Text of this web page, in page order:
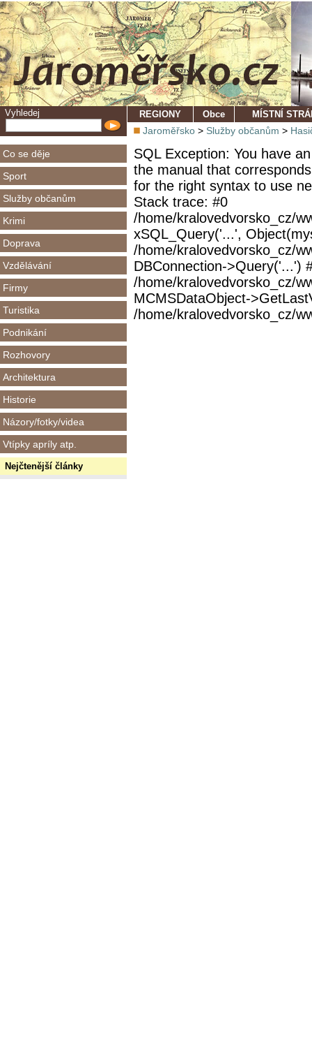
Vyhledej
Co se děje
Sport
Služby občanům
Krimi
Doprava
Vzdělávání
Firmy
Turistika
Podnikání
Rozhovory
Architektura
Historie
Názory/fotky/videa
Vtípky apríly atp.
Nejčtenější články
REGIONY Obce MÍSTNÍ
Jaroměřsko > Služby občanům >
SQL Exception: You have
the manual that
for the right syntax to use
Stack trace: #0
/home/kralovedvorsko_cz/
xSQL_Query('...',
/home/kralovedvorsko_cz/
DBConnection->Query('...')
/home/kralovedvorsko_cz/
MCMSDataObject-
/home/kralovedvorsko_cz/